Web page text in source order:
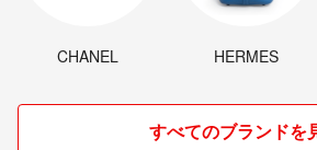
CHANEL HERMES
すべてのブランドを